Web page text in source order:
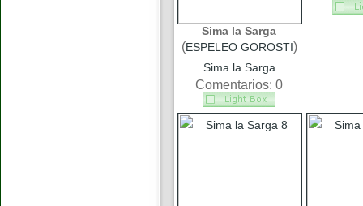
Sima la Sarga
(ESPELEO GOROSTI)
Sima la Sarga
Comentarios: 0